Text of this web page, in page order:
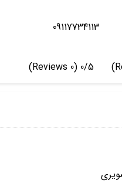
09117734113
0/5
(0 Reviews)